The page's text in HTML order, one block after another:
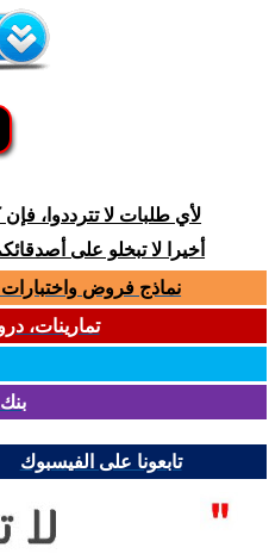
لأي طلبات لا تترددوا،
أخيرا لا تبخلو على
نماذج فروض واختبارات جميع
تمارينات،
تابعونا على الفيسبوك